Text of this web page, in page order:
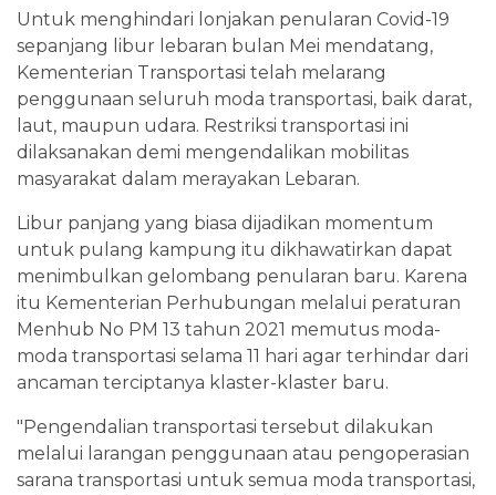
Untuk menghindari lonjakan penularan Covid-19
sepanjang libur lebaran bulan Mei mendatang,
Kementerian Transportasi telah melarang
penggunaan seluruh moda transportasi, baik darat,
laut, maupun udara. Restriksi transportasi ini
dilaksanakan demi mengendalikan mobilitas
masyarakat dalam merayakan Lebaran.
Libur panjang yang biasa dijadikan momentum
untuk pulang kampung itu dikhawatirkan dapat
menimbulkan gelombang penularan baru. Karena
itu Kementerian Perhubungan melalui peraturan
Menhub No PM 13 tahun 2021 memutus moda-
moda transportasi selama 11 hari agar terhindar dari
ancaman terciptanya klaster-klaster baru.
"Pengendalian transportasi tersebut dilakukan
melalui larangan penggunaan atau pengoperasian
sarana transportasi untuk semua moda transportasi,